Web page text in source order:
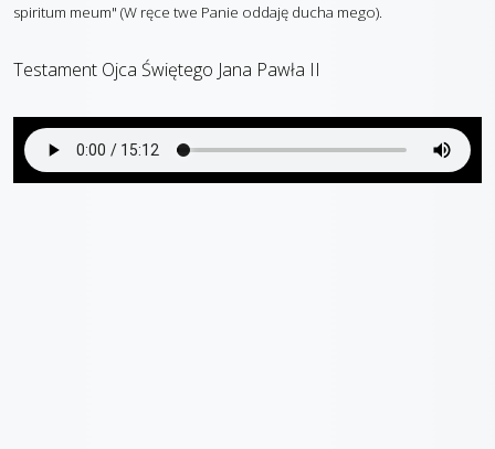
spiritum meum" (W ręce twe Panie oddaję ducha mego).
Testament Ojca Świętego Jana Pawła II